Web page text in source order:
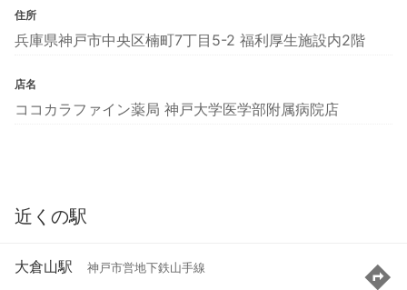
住所
兵庫県神戸市中央区楠町7丁目5-2 福利厚生施設内2階
店名
ココカラファイン薬局 神戸大学医学部附属病院店
近くの駅
大倉山駅 神戸市営地下鉄山手線